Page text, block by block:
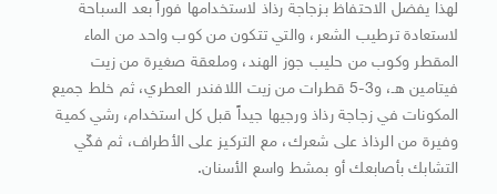
لهذا يفضل الاحتفاظ بزجاجة رذاذ لاستخدامها فوراً بعد السباحة
لاستعادة ترطيب الشعر، والتي تتكون من كوب واحد من الماء
المقطر وكوب من حليب جوز الهند، وملعقة صغيرة من زيت
فيتامين هـ، و3-5 قطرات من زيت اللافندر العطري، ثم خلط جميع
المكونات في زجاجة رذاذ ورجيها جيداً قبل كل استخدام، رشي كمية
وفيرة من الرذاذ على شعرك، مع التركيز على الأطراف، ثم فكّي
التشابك بأصابعك أو بمشط واسع الأسنان.